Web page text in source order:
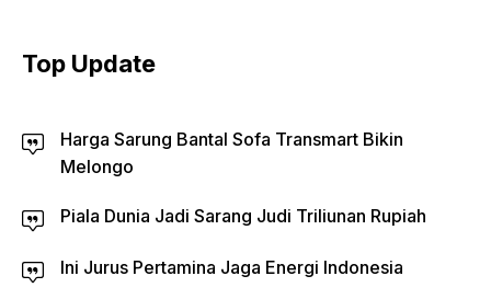
Top Update
Harga Sarung Bantal Sofa Transmart Bikin
Melongo
Piala Dunia Jadi Sarang Judi Triliunan Rupiah
Ini Jurus Pertamina Jaga Energi Indonesia